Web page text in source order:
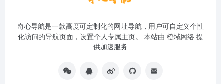
奇心导航是一款高度可定制化的网址导航，用户可自定义个性
化访问的导航页面，设置个人专属主页。 本站由 橙域网络 提
供加速服务